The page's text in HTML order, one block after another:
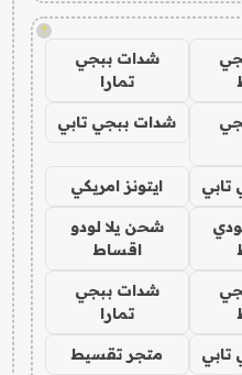
!
شدات ببجي
تمارا
شدات ببجي تابي
ايتونز امريكي
شحن يلا لودو
اقساط
شدات ببجي
تمارا
متجر تقسيط